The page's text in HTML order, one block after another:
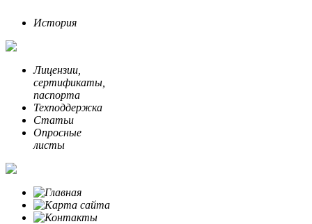
История
Лицензии,
сертификаты,
паспорта
Техподдержка
Статьи
Опросные
листы